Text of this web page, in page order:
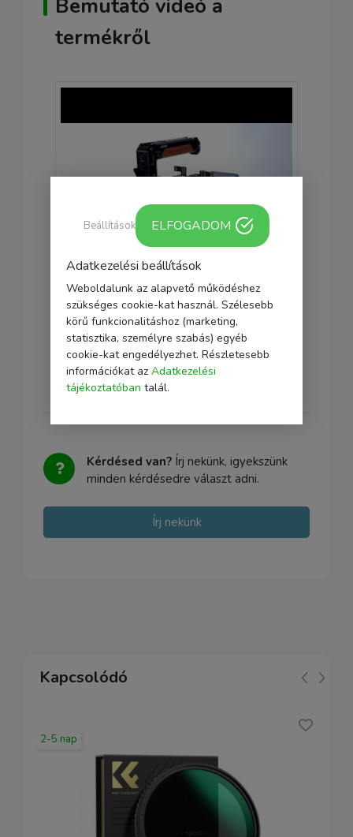
Bemutató videó a
termékről
Kérdésed van? Írj nekünk, igyekszünk
minden kérdésedre választ adni.
Írj nekünk
Kapcsolódó
2-5 nap
Adatkezelési beállítások
Weboldalunk az alapvető működéshez
szükséges cookie-kat használ. Szélesebb
körű funkcionalitáshoz (marketing,
statisztika, személyre szabás) egyéb
cookie-kat engedélyezhet. Részletesebb
információkat az Adatkezelési
tájékoztatóban talál.
Beállítások ELFOGADOM